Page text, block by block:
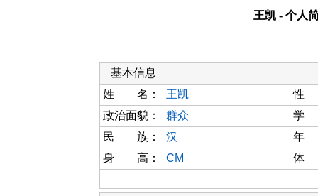
王凯 - 个人
基本信息
姓 名：
王凯
性
政治面貌：
群众
学
民 族：
汉
年
身 高：
CM 体